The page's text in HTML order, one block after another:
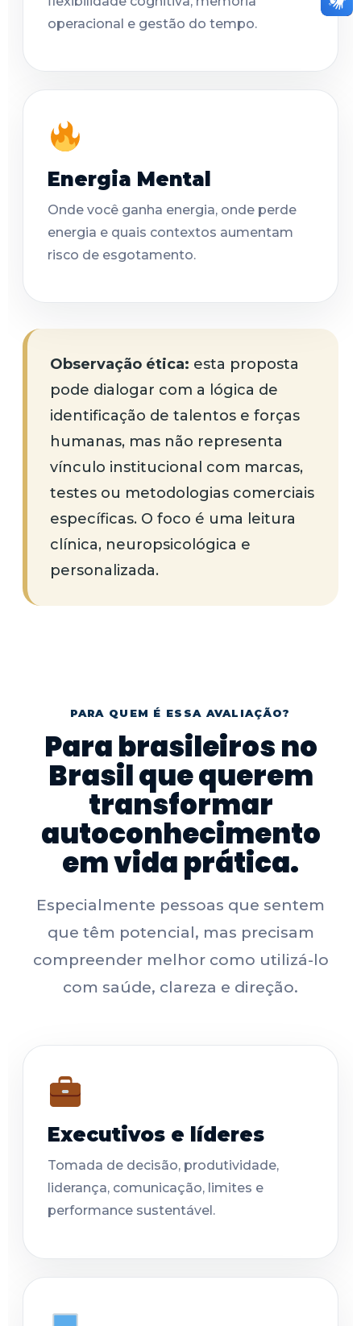
operacional e gestão do tempo.
Energia Mental
Onde você ganha energia, onde perde
energia e quais contextos aumentam
risco de esgotamento.
Observação ética: esta proposta
pode dialogar com a lógica de
identificação de talentos e forças
humanas, mas não representa
vínculo institucional com marcas,
testes ou metodologias comerciais
específicas. O foco é uma leitura
clínica, neuropsicológica e
personalizada.
PARA QUEM É ESSA AVALIAÇÃO?
Para brasileiros no
Brasil que querem
transformar
autoconhecimento
em vida prática.
Especialmente pessoas que sentem
que têm potencial, mas precisam
compreender melhor como utilizá-lo
com saúde, clareza e direção.
Executivos e líderes
Tomada de decisão, produtividade,
liderança, comunicação, limites e
performance sustentável.